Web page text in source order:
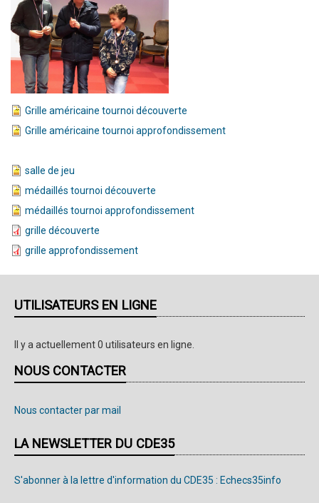
Grille américaine tournoi découverte
Grille américaine tournoi approfondissement
salle de jeu
médaillés tournoi découverte
médaillés tournoi approfondissement
grille découverte
grille approfondissement
UTILISATEURS EN LIGNE
Il y a actuellement 0 utilisateurs en ligne.
NOUS CONTACTER
Nous contacter par mail
LA NEWSLETTER DU CDE35
S'abonner à la lettre d'information du CDE35 : Echecs35info